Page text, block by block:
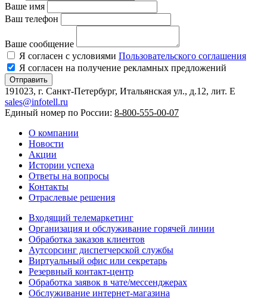
Ваше имя
Ваш телефон
Ваше сообщение
Я согласен с условиями Пользовательского соглашения
Я согласен на получение рекламных предложений
Отправить
191023, г. Санкт-Петербург, Итальянская ул., д.12, лит. E
sales@infotell.ru
Единый номер по России: 8-800-555-00-07
О компании
Новости
Акции
Истории успеха
Ответы на вопросы
Контакты
Отраслевые решения
Входящий телемаркетинг
Организация и обслуживание горячей линии
Обработка заказов клиентов
Аутсорсинг диспетчерской службы
Виртуальный офис или секретарь
Резервный контакт-центр
Обработка заявок в чате/мессенджерах
Обслуживание интернет-магазина